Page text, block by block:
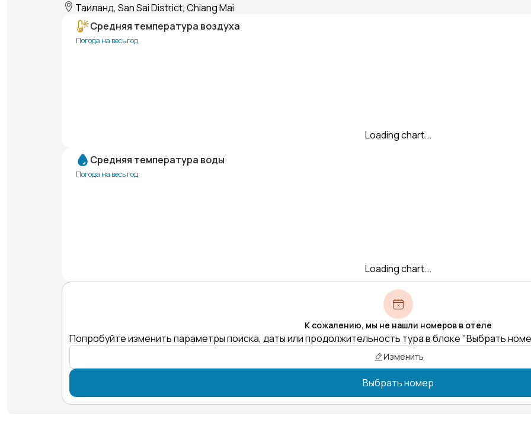
Таиланд, San Sai District, Chiang Mai
Средняя температура воздуха
Погода на весь год
Loading chart...
Средняя температура воды
Погода на весь год
Loading chart...
К сожалению, мы не нашли номеров в отеле
Попробуйте изменить параметры поиска, даты или продолжительность тура в блоке "Выбрать
Изменить
Выбрать номер